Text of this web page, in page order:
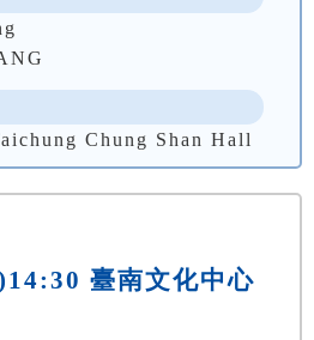
Chung Shan Hall
臺南文化中心